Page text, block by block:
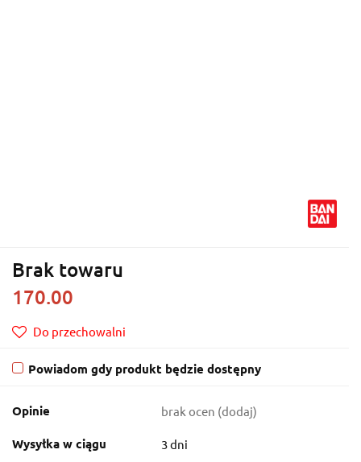
Brak towaru
170.00
Do przechowalni
Powiadom gdy produkt będzie dostępny
Opinie brak ocen (dodaj)
Wysyłka w ciągu 3 dni